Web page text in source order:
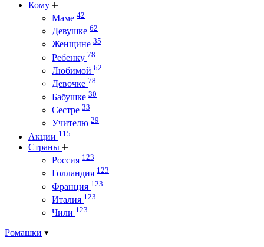
Кому
Маме 42
Девушке 62
Женщине 35
Ребенку 78
Любимой 62
Девочке 78
Бабушке 30
Сестре 33
Учителю 29
Акции 115
Страны
Россия 123
Голландия 123
Франция 123
Италия 123
Чили 123
Ромашки